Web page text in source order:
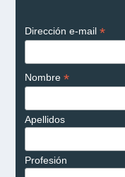
Dirección e-mail *
Nombre *
Apellidos
Profesión